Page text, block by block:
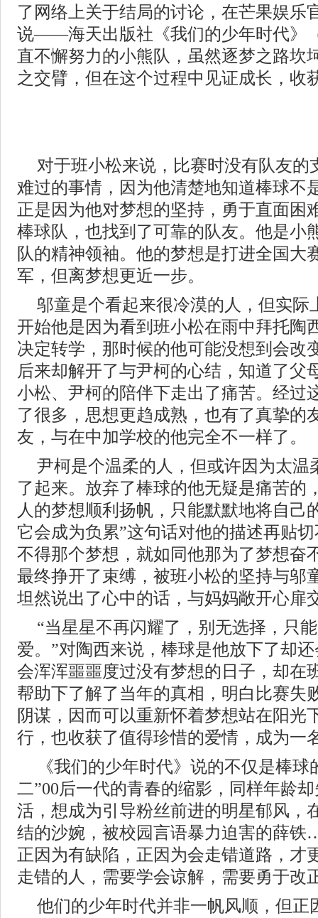
了网络上关于结局的讨论，在芒果娱乐
说——海天出版社《我们的少年时代》
直不懈努力的小熊队，虽然逐梦之路坎
之交臂，但在这个过程中见证成长，收
对于班小松来说，比赛时没有队友的
难过的事情，因为他清楚地知道棒球不
正是因为他对梦想的坚持，勇于直面困
棒球队，也找到了可靠的队友。他是小
队的精神领袖。他的梦想是打进全国大
军，但离梦想更近一步。
邬童是个看起来很冷漠的人，但实际
开始他是因为看到班小松在雨中拜托陶
决定转学，那时候的他可能没想到会改
后来却解开了与尹柯的心结，知道了父
小松、尹柯的陪伴下走出了痛苦。经过
了很多，思想更趋成熟，也有了真挚的
友，与在中加学校的他完全不一样了。
尹柯是个温柔的人，但或许因为太温
了起来。放弃了棒球的他无疑是痛苦的
人的梦想顺利扬帆，只能默默地将自己
它会成为负累”这句话对他的描述再贴
不得那个梦想，就如同他那为了梦想奋
最终挣开了束缚，被班小松的坚持与邬
坦然说出了心中的话，与妈妈敞开心扉
“当星星不再闪耀了，别无选择，只
爱。”对陶西来说，棒球是他放下了却
会浑浑噩噩度过没有梦想的日子，却在
帮助下了解了当年的真相，明白比赛失
阴谋，因而可以重新怀着梦想站在阳光
行，也收获了值得珍惜的爱情，成为一
《我们的少年时代》说的不仅是棒
二”00后一代的青春的缩影，同样年龄
活，想成为引导粉丝前进的明星郁风，
结的沙婉，被校园言语暴力迫害的薛
正因为有缺陷，正因为会走错道路，才
走错的人，需要学会谅解，需要勇于改
他们的少年时代并非一帆风顺，但正